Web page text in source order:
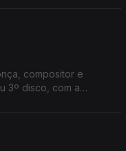
compositor e
3º disco, com a